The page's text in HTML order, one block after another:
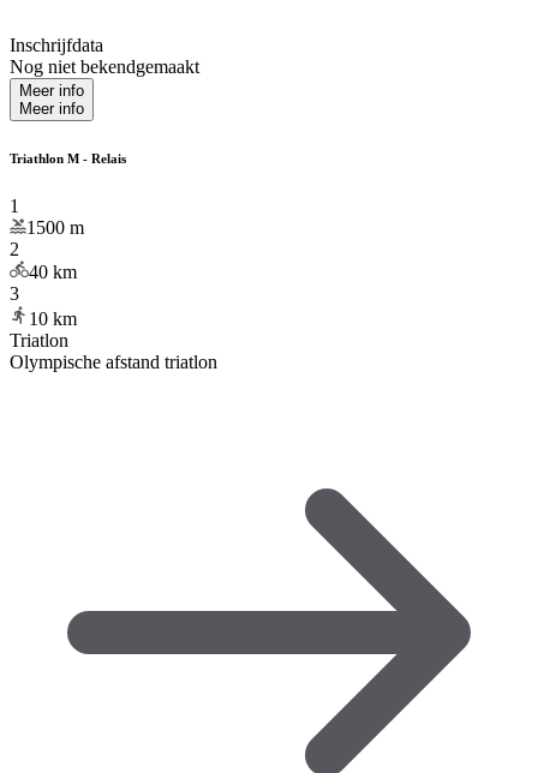
Inschrijfdata
Nog niet bekendgemaakt
Meer info
Meer info
Triathlon M - Relais
1
1500 m
2
40 km
3
10 km
Triatlon
Olympische afstand triatlon